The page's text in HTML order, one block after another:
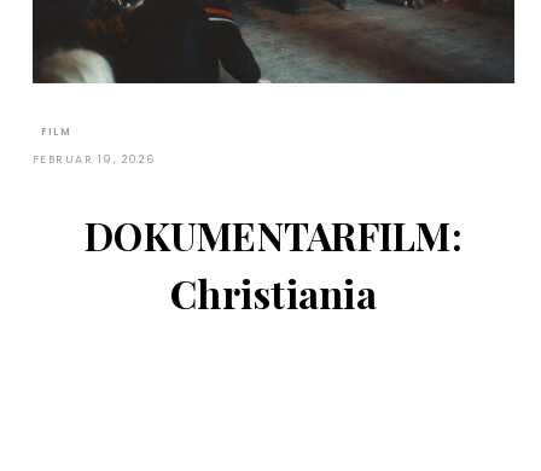
FILM
FEBRUAR 19, 2026
DOKUMENTARFILM:
Christiania